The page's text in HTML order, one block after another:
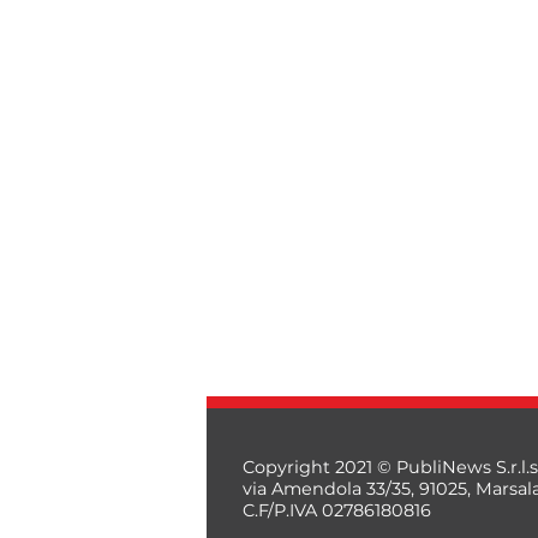
Copyright 2021 © PubliNews
via Amendola 33/35, 91025,
C.F/P.IVA 02786180816